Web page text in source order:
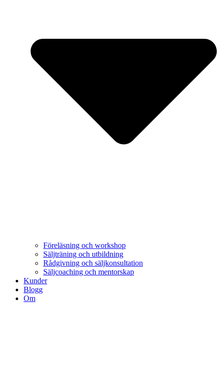
Föreläsning och workshop
Säljträning och utbildning
Rådgivning och säljkonsultation
Säljcoaching och mentorskap
Kunder
Blogg
Om